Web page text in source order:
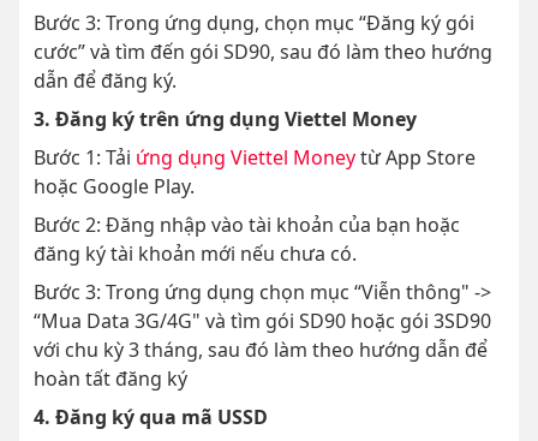
Bước 3: Trong ứng dụng, chọn mục “Đăng ký gói
cước” và tìm đến gói SD90, sau đó làm theo hướng
dẫn để đăng ký.
3. Đăng ký trên ứng dụng Viettel Money
Bước 1: Tải ứng dụng Viettel Moneytừ App Store
hoặc Google Play.
Bước 2: Đăng nhập vào tài khoản của bạn hoặc
đăng ký tài khoản mới nếu chưa có.
Bước 3: Trong ứng dụng chọn mục “Viễn thông" ->
“Mua Data 3G/4G" và tìm gói SD90 hoặc gói 3SD90
với chu kỳ 3 tháng, sau đó làm theo hướng dẫn để
hoàn tất đăng ký
4. Đăng ký qua mã USSD